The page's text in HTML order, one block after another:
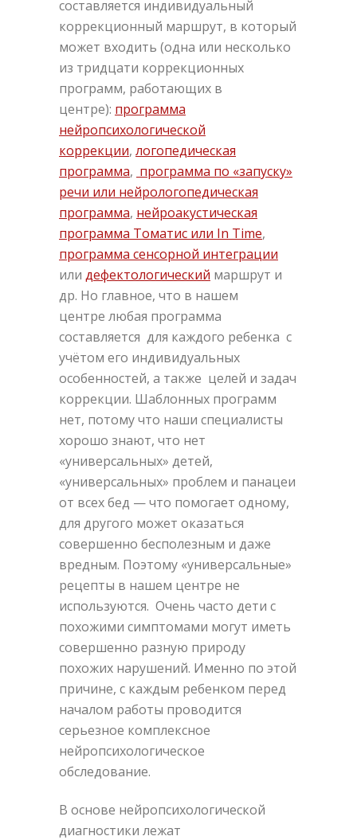
составляется индивидуальный
коррекционный маршрут, в который
может входить (одна или несколько
из тридцати коррекционных
программ, работающих в
центре): программа
нейропсихологической
коррекции, логопедическая
программа, программа по «запуску»
речи или нейрологопедическая
программа, нейроакустическая
программа Томатис или In Time,
программа сенсорной интеграции
или дефектологический маршрут и
др. Но главное, что в нашем
центре любая программа
составляется для каждого ребенка с
учётом его индивидуальных
особенностей, а также целей и задач
коррекции. Шаблонных программ
нет, потому что наши специалисты
хорошо знают, что нет
«универсальных» детей,
«универсальных» проблем и панацеи
от всех бед — что помогает одному,
для другого может оказаться
совершенно бесполезным и даже
вредным. Поэтому «универсальные»
рецепты в нашем центре не
используются. Очень часто дети с
похожими симптомами могут иметь
совершенно разную природу
похожих нарушений. Именно по этой
причине, с каждым ребенком перед
началом работы проводится
серьезное комплексное
нейропсихологическое
обследование.
В основе нейропсихологической
диагностики лежат